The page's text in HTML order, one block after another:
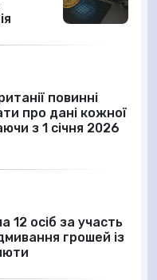
повинні
про дані кожної
з 1 січня 2026
12 осіб за участь
грошей із